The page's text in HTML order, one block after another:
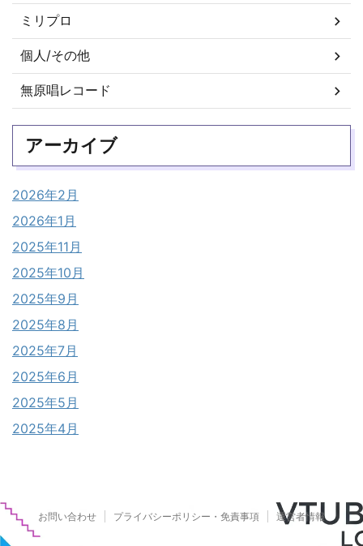
ミリプロ
個人/その他
無原唱レコード
アーカイブ
2026年2月
2026年1月
2025年11月
2025年10月
2025年9月
2025年8月
2025年7月
2025年6月
2025年5月
2025年4月
お問い合わせ プライバシーポリシー・免責事項 運営者情報